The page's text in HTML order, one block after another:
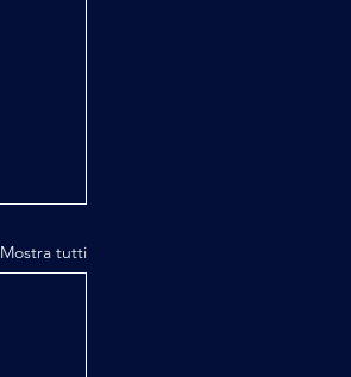
Mostra tutti